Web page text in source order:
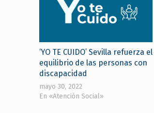
‘YO TE CUIDO’ Sevilla refuerza el
equilibrio de las personas con
discapacidad
mayo 30, 2022
En «Atención Social»